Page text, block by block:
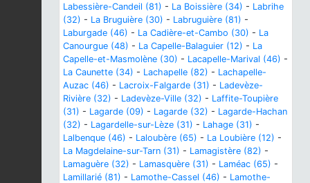
Labessière-Candeil (81) - La Boissière (34) - Labrihe
(32) - La Bruguière (30) - Labruguière (81) -
Laburgade (46) - La Cadière-et-Cambo (30) - La
Canourgue (48) - La Capelle-Balaguier (12) - La
Capelle-et-Masmolène (30) - Lacapelle-Marival (46) -
La Caunette (34) - Lachapelle (82) - Lachapelle-
Auzac (46) - Lacroix-Falgarde (31) - Ladevèze-
Rivière (32) - Ladevèze-Ville (32) - Laffite-Toupière
(31) - Lagarde (09) - Lagarde (32) - Lagarde-Hachan
(32) - Lagardelle-sur-Lèze (31) - Lahage (31) -
Lalbenque (46) - Laloubère (65) - La Loubière (12) -
La Magdelaine-sur-Tarn (31) - Lamagistère (82) -
Lamaguère (32) - Lamasquère (31) - Laméac (65) -
Lamillarié (81) - Lamothe-Cassel (46) - Lamothe-